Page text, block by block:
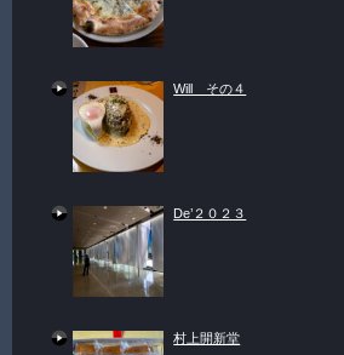
Will その４
De’２０２３
村上開新堂